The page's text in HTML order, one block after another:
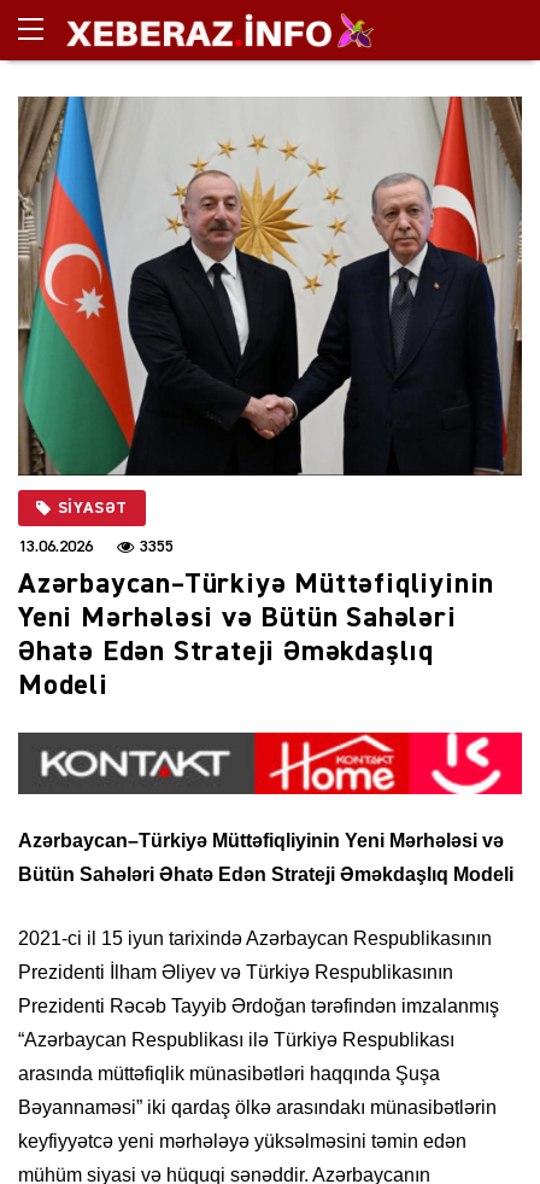
SIYASƏT
13.06.2026 3355
Azərbaycan–Türkiyə Müttəfiqliyinin
Yeni Mərhələsi və Bütün Sahələri
Əhatə Edən Strateji Əməkdaşlıq
Modeli
Azərbaycan–Türkiyə Müttəfiqliyinin Yeni Mərhələsi və
Bütün Sahələri Əhatə Edən Strateji Əməkdaşlıq Modeli
2021-ci il 15 iyun tarixində Azərbaycan Respublikasının
Prezidenti İlham Əliyev və Türkiyə Respublikasının
Prezidenti Rəcəb Tayyib Ərdoğan tərəfindən imzalanmış
“Azərbaycan Respublikası ilə Türkiyə Respublikası
arasında müttəfiqlik münasibətləri haqqında Şuşa
Bəyannaməsi” iki qardaş ölkə arasındakı münasibətlərin
keyfiyyətcə yeni mərhələyə yüksəlməsini təmin edən
mühüm siyasi və hüquqi sənəddir. Azərbaycanın